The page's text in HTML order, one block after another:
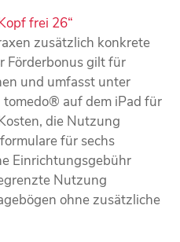
frei 26“
zusätzlich konkrete
Förderbonus gilt für
und umfasst unter
auf dem iPad für
die Nutzung
für sechs
Einrichtungsgebühr
Nutzung
ohne zusätzliche